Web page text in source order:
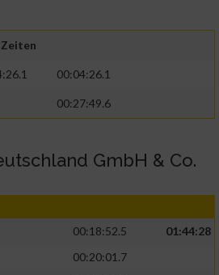
00:04:26.1
00:27:49.6
GmbH & Co.
00:18:52.5
01:44:28
00:20:01.7